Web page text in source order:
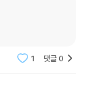
아는 것이 매우 중
께 설명합니다. 또
1 댓글0